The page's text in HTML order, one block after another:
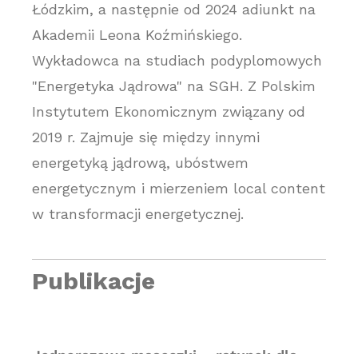
Łódzkim, a następnie od 2024 adiunkt na
Akademii Leona Koźmińskiego.
Wykładowca na studiach podyplomowych
"Energetyka Jądrowa" na SGH. Z Polskim
Instytutem Ekonomicznym związany od
2019 r. Zajmuje się między innymi
energetyką jądrową, ubóstwem
energetycznym i mierzeniem local content
w transformacji energetycznej.
Publikacje